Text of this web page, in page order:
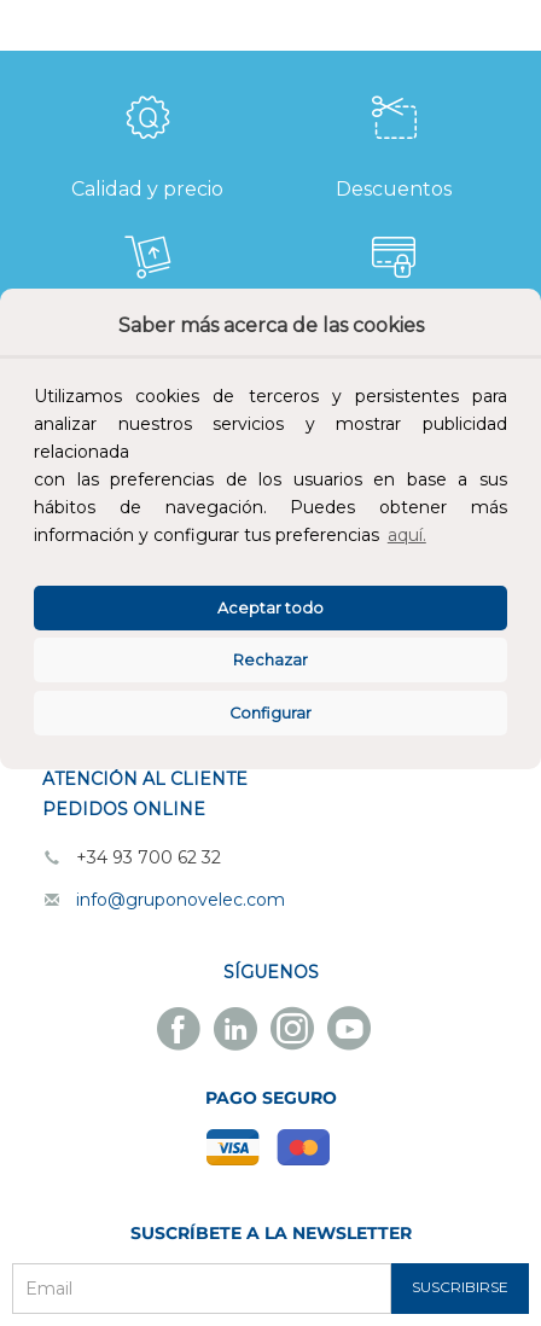
Saber más acerca de las cookies
Utilizamos cookies de terceros y persistentes para
analizar nuestros servicios y mostrar publicidad
relacionada
con las preferencias de los usuarios en base a sus
hábitos de navegación. Puedes obtener más
información y configurar tus preferencias aquí.
Configurar
Rechazar
Aceptar todo
Calidad y precio Descuentos
Devoluciones Pago seguro
Atención al cliente
ATENCIÓN AL CLIENTE
PEDIDOS ONLINE
+34 93 700 62 32
info@gruponovelec.com
SÍGUENOS
Facebook
Novelec
Linkedin
Novelec
Instagram
Novelec
Youtube
Novelec
PAGO SEGURO
SUSCRÍBETE A LA NEWSLETTER
SUSCRIBIRSE